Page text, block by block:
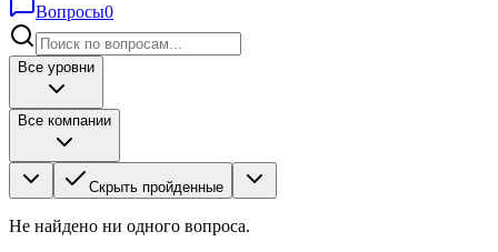
Вопросы0
Все уровни
Все компании
Скрыть пройденные
Не найдено ни одного вопроса.